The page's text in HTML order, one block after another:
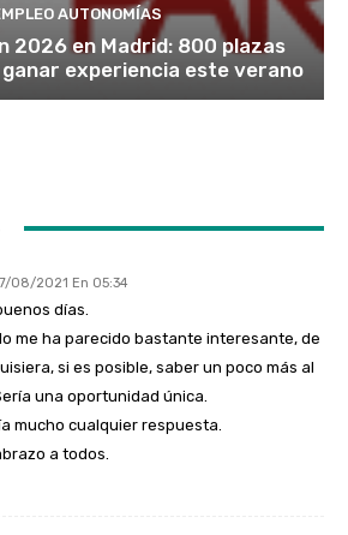
AUTONOMÍAS
2026 en Madrid: 800 plazas
experiencia este verano
08/2021 En 05:34
días.
me ha parecido bastante interesante, de
si es posible, saber un poco más al
una oportunidad única.
mucho cualquier respuesta.
a todos.